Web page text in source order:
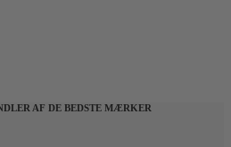
AF DE BEDSTE MÆRKER